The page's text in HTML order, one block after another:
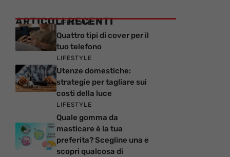
ARTICOLI RECENTI
LIFESTYLE
Quattro tipi di cover per il
tuo telefono
LIFESTYLE
Utenze domestiche:
strategie per tagliare sui
costi della luce
LIFESTYLE
Quale gomma da
masticare è la tua
preferita? Scegline una e
scopri qualcosa di